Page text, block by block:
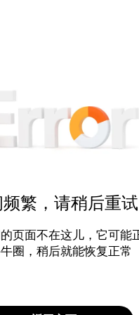
繁，请稍后重试
页面不在这儿，它可能
圈，稍后就能恢复正常